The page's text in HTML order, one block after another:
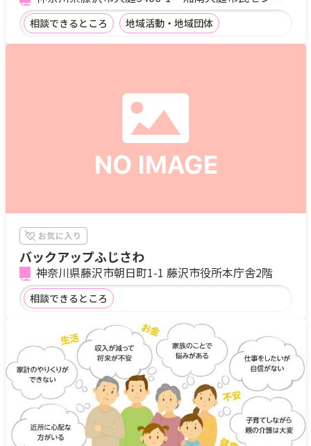
ー
相談できるところ 地域活動・地域団体
バックアップふじさわ
神奈川県藤沢市朝日町1-1 藤沢市役所本庁舎2階
相談できるところ